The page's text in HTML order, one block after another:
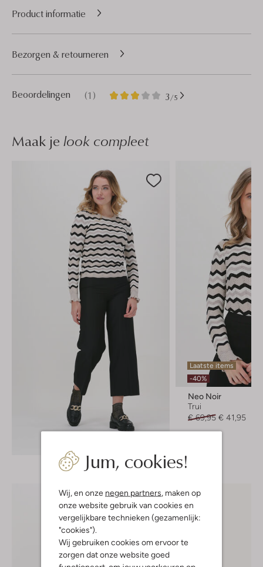
Jum, cookies!
Wij, en onze negen partners, maken op
onze website gebruik van cookies en
vergelijkbare technieken (gezamenlijk:
"cookies").
Wij gebruiken cookies om ervoor te
zorgen dat onze website goed
Product informatie
Beoordelingen (1) 3/5
1
3
Bezorgen & retourneren
Maak je look compleet
Laatste items
-40%
Neo Noir
Trui
€ 69,95 € 41,95